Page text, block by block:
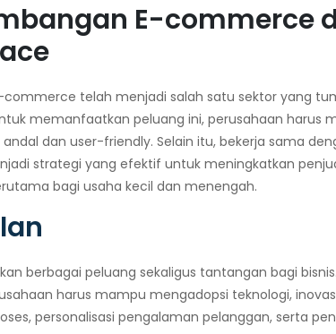
E-commerce
commerce telah menjadi salah satu sektor yang
memanfaatkan peluang ini, perusahaan harus
dan user-friendly. Selain itu, bekerja sama
strategi yang efektif untuk meningkatkan
bagi usaha kecil dan menengah.
berbagai peluang sekaligus tantangan bagi
harus mampu mengadopsi teknologi,
personalisasi pengalaman pelanggan, serta